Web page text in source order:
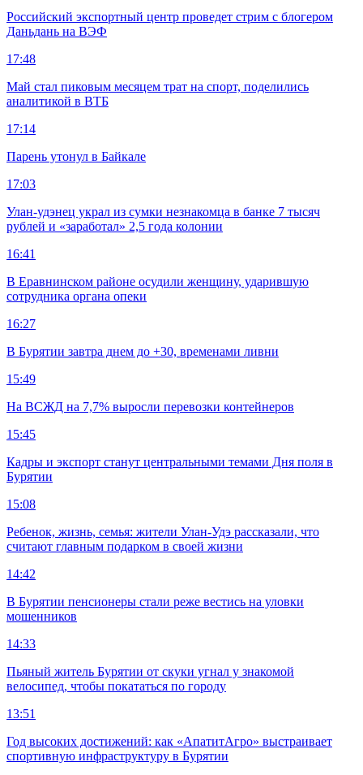
Российский экспортный центр проведет стрим с блогером
Даньдань на ВЭФ
17:48
Май стал пиковым месяцем трат на спорт, поделились
аналитикой в ВТБ
17:14
Парень утонул в Байкале
17:03
Улан-удэнец украл из сумки незнакомца в банке 7 тысяч
рублей и «заработал» 2,5 года колонии
16:41
В Еравнинском районе осудили женщину, ударившую
сотрудника органа опеки
16:27
В Бурятии завтра днем до +30, временами ливни
15:49
На ВСЖД на 7,7% выросли перевозки контейнеров
15:45
Кадры и экспорт станут центральными темами Дня поля в
Бурятии
15:08
Ребенок, жизнь, семья: жители Улан-Удэ рассказали, что
считают главным подарком в своей жизни
14:42
В Бурятии пенсионеры стали реже вестись на уловки
мошенников
14:33
Пьяный житель Бурятии от скуки угнал у знакомой
велосипед, чтобы покататься по городу
13:51
Год высоких достижений: как «АпатитАгро» выстраивает
спортивную инфраструктуру в Бурятии